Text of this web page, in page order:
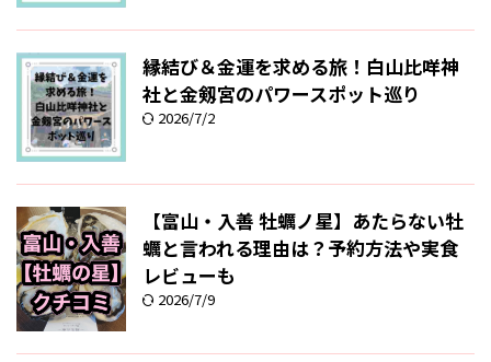
縁結び＆金運を求める旅！白山比咩神
社と金剱宮のパワースポット巡り
2026/7/2
【富山・入善 牡蠣ノ星】あたらない牡
蠣と言われる理由は？予約方法や実食
レビューも
2026/7/9